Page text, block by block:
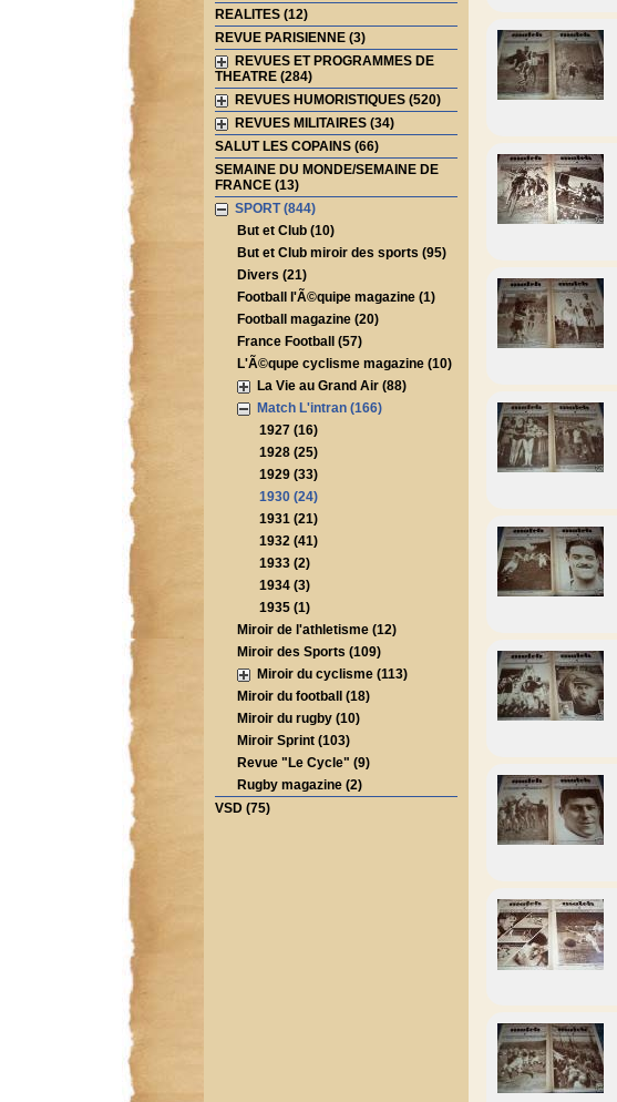
REALITES (12)
REVUE PARISIENNE (3)
REVUES ET PROGRAMMES DE
THEATRE (284)
REVUES HUMORISTIQUES (520)
REVUES MILITAIRES (34)
SALUT LES COPAINS (66)
SEMAINE DU MONDE/SEMAINE DE
FRANCE (13)
SPORT (844)
But et Club (10)
But et Club miroir des sports (95)
Divers (21)
Football l'Ã©quipe magazine (1)
Football magazine (20)
France Football (57)
L'Ã©qupe cyclisme magazine (10)
La Vie au Grand Air (88)
Match L'intran (166)
1927 (16)
1928 (25)
1929 (33)
1930 (24)
1931 (21)
1932 (41)
1933 (2)
1934 (3)
1935 (1)
Miroir de l'athletisme (12)
Miroir des Sports (109)
Miroir du cyclisme (113)
Miroir du football (18)
Miroir du rugby (10)
Miroir Sprint (103)
Revue "Le Cycle" (9)
Rugby magazine (2)
VSD (75)